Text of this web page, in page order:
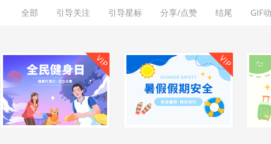
全部
引导关注 引导星标 分享/点赞 结尾 GIF
VIP VIP